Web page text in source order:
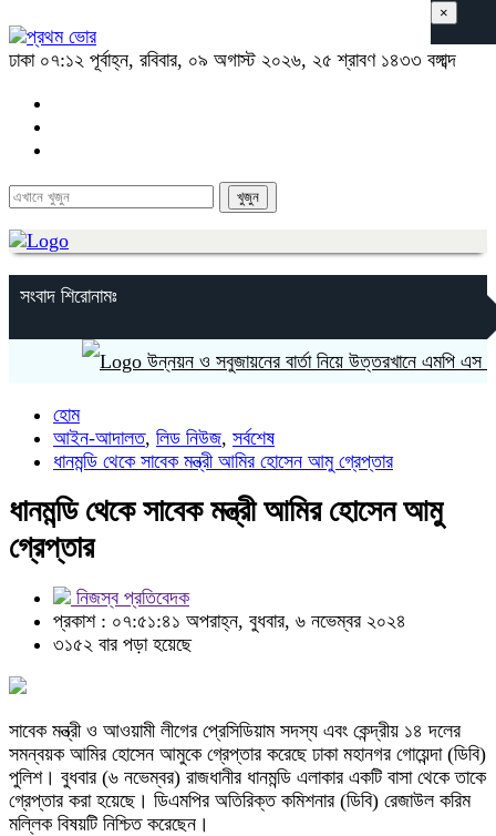
ঢাকা ০৭:১২ পূর্বাহ্ন, রবিবার, ০৯ অগাস্ট ২০২৬, ২৫ শ্রাবণ ১৪৩৩ বঙ্গাব্দ
সংবাদ শিরোনামঃ
উন্নয়ন ও সবুজায়নের বার্তা নিয়ে উত্তরখানে এমপি এস এম
×
হোম
আইন-আদালত, লিড নিউজ, সর্বশেষ
ধানমন্ডি থেকে সাবেক মন্ত্রী আমির হোসেন আমু গ্রেপ্তার
ধানমন্ডি থেকে সাবেক মন্ত্রী আমির হোসেন আমু
গ্রেপ্তার
নিজস্ব প্রতিবেদক
প্রকাশ : ০৭:৫১:৪১ অপরাহ্ন, বুধবার, ৬ নভেম্বর ২০২৪
৩১৫২ বার পড়া হয়েছে
সাবেক মন্ত্রী ও আওয়ামী লীগের প্রেসিডিয়াম সদস্য এবং কেন্দ্রীয় ১৪ দলের
সমন্বয়ক আমির হোসেন আমুকে গ্রেপ্তার করেছে ঢাকা মহানগর গোয়েন্দা (ডিবি)
পুলিশ। বুধবার (৬ নভেম্বর) রাজধানীর ধানমন্ডি এলাকার একটি বাসা থেকে তাকে
গ্রেপ্তার করা হয়েছে। ডিএমপির অতিরিক্ত কমিশনার (ডিবি) রেজাউল করিম
মল্লিক বিষয়টি নিশ্চিত করেছেন।